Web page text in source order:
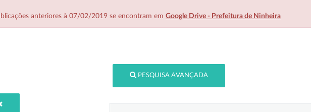
anteriores à 07/02/2019 se encontram em Google Drive - Prefeitura de Ninheira
PESQUISA AVANÇADA